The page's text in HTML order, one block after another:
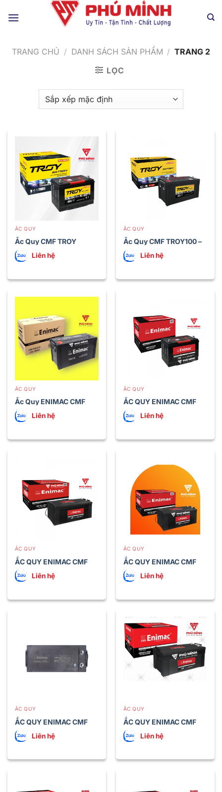
đến
TRANG CHỦ / DANH SÁCH SẢN PHẨM / TRANG 2
LỌC
ẮC QUY
Ắc Quy CMF TROY
95D31 L/R (80AH)
Liên hệ
ẮC QUY
Ắc Quy CMF TROY100 –
115E41 (100 Ah)
Liên hệ
ẮC QUY
Ắc Quy ENIMAC CMF
100ECO (100 Ah)
Liên hệ
ẮC QUY
ẮC QUY ENIMAC CMF
105D31 L/R (90AH)
Liên hệ
ẮC QUY
ẮC QUY ENIMAC CMF
120 (120 Ah)
Liên hệ
ẮC QUY
ẮC QUY ENIMAC CMF
150 (150 Ah)
Liên hệ
ẮC QUY
ẮC QUY ENIMAC CMF
150 L/R ECO (150 Ah)
Liên hệ
ẮC QUY
ẮC QUY ENIMAC CMF
200 (200 Ah)
Liên hệ